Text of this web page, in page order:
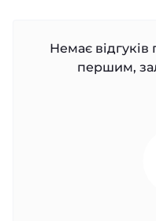
Немає відгуків
першим,